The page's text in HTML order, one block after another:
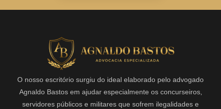
O nosso escritório surgiu do ideal elaborado pelo advogado
Agnaldo Bastos em ajudar especialmente os concurseiros,
servidores públicos e militares que sofrem ilegalidades e